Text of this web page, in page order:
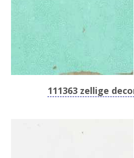
111363 zellige